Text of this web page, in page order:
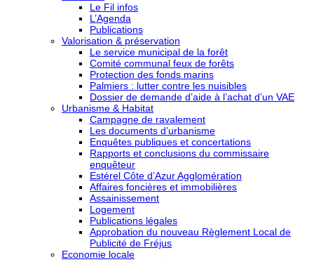
Le Fil infos
L’Agenda
Publications
Valorisation & préservation
Le service municipal de la forêt
Comité communal feux de forêts
Protection des fonds marins
Palmiers : lutter contre les nuisibles
Dossier de demande d’aide à l’achat d’un VAE
Urbanisme & Habitat
Campagne de ravalement
Les documents d’urbanisme
Enquêtes publiques et concertations
Rapports et conclusions du commissaire
enquêteur
Estérel Côte d’Azur Agglomération
Affaires foncières et immobilières
Assainissement
Logement
Publications légales
Approbation du nouveau Règlement Local de
Publicité de Fréjus
Economie locale